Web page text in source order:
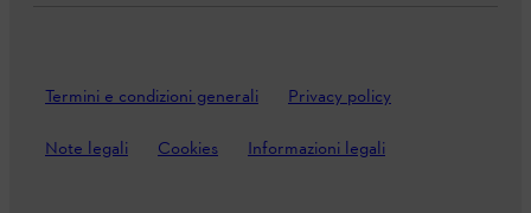
Termini e condizioni generali Privacy policy
Note legali Cookies Informazioni legali